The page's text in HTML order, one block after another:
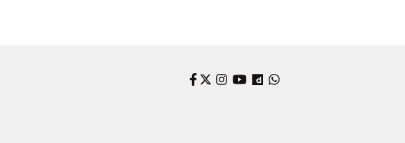
Facebook
Twitter
Instagram
YouTube
Dailymotion